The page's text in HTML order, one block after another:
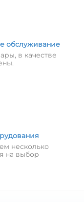
обслуживание
в качестве
несколько
на выбор